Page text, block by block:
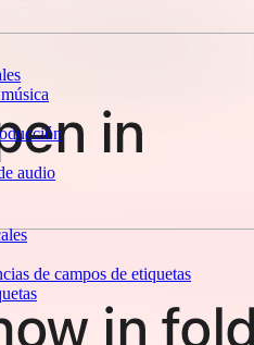
audio
de campos de etiquetas